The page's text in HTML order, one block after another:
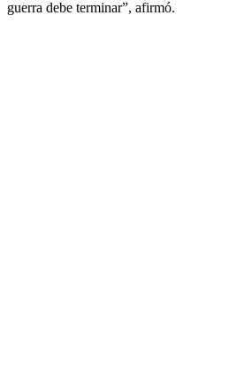
guerra debe terminar”, afirmó.